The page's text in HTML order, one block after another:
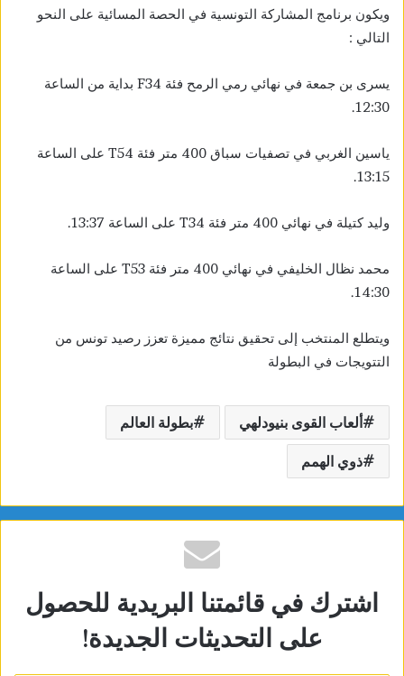
ويكون برنامج المشاركة التونسية في الحصة المسائية على النحو
التالي :
يسرى بن جمعة في نهائي رمي الرمح فئة F34 بداية من الساعة
12:30.
ياسين الغربي في تصفيات سباق 400 متر فئة T54 على الساعة
13:15.
وليد كتيلة في نهائي 400 متر فئة T34 على الساعة 13:37.
محمد نظال الخليفي في نهائي 400 متر فئة T53 على الساعة
14:30.
ويتطلع المنتخب إلى تحقيق نتائج مميزة تعزز رصيد تونس من
التتويجات في البطولة
ألعاب القوى بنيودلهي بطولة العالم
ذوي الهمم
اشترك في قائمتنا البريدية للحصول
على التحديثات الجديدة!